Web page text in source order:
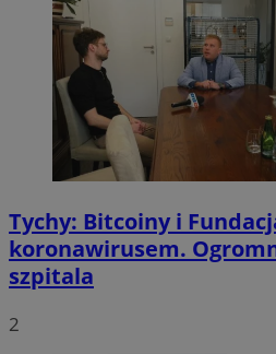
Tychy: Bitcoiny i
koronawirusem.
szpitala
2